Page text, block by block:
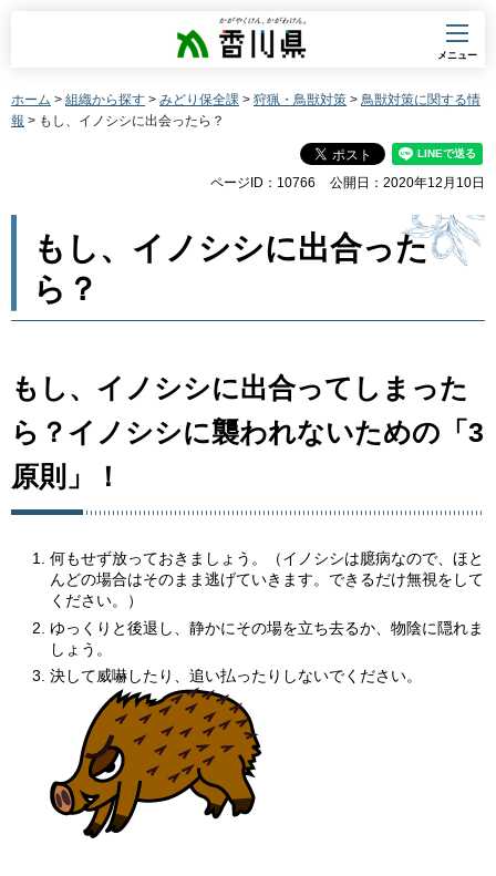
香川県
メニュー
ホーム > 組織から探す > みどり保全課 > 狩猟・鳥獣対策 > 鳥獣対策に関する情
報 > もし、イノシシに出会ったら？
ページID：10766 公開日：2020年12月10日
もし、イノシシに出合った
ら？
もし、イノシシに出合ってしまった
ら？イノシシに襲われないための「3
原則」！
何もせず放っておきましょう。（イノシシは臆病なので、ほと
んどの場合はそのまま逃げていきます。できるだけ無視をして
ください。）
ゆっくりと後退し、静かにその場を立ち去るか、物陰に隠れま
しょう。
決して威嚇したり、追い払ったりしないでください。